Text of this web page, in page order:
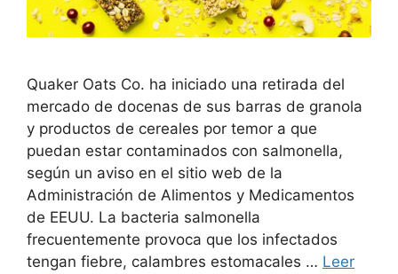
Quaker Oats Co. ha iniciado una retirada del
mercado de docenas de sus barras de granola
y productos de cereales por temor a que
puedan estar contaminados con salmonella,
según un aviso en el sitio web de la
Administración de Alimentos y Medicamentos
de EEUU. La bacteria salmonella
frecuentemente provoca que los infectados
tengan fiebre, calambres estomacales … Leer